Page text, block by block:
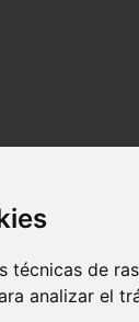
técnicas de
analizar el
avances y todo